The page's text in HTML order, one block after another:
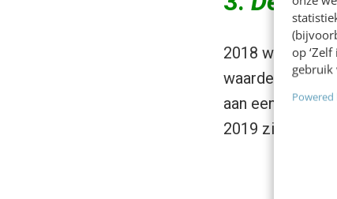
op
gebruik
2018 was het
waardevol te
aan een
2019 zien we